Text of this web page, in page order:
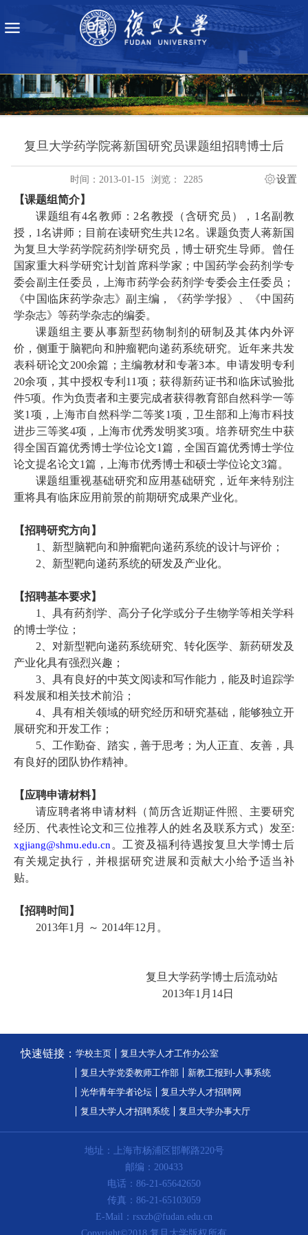
复旦大学药学院蒋新国研究员课题组招聘博士后
时间：2013-01-15 浏览： 2285 设置
【课题组简介】
课题组有4名教师：2名教授（含研究员）， 1名副教
授， 1名讲师；目前在读研究生共12名。课题负责人蒋新国
为复旦大学药学院药剂学研究员，博士研究生导师。曾任
国家重大科学研究计划首席科学家；中国药学会药剂学专
委会副主任委员，上海市药学会药剂学专委会主任委员；
《中国临床药学杂志》副主编，《药学学报》、《中国药
学杂志》等药学杂志的编委。
课题组主要从事新型药物制剂的研制及其体内外评
价，侧重于脑靶向和肿瘤靶向递药系统研究。近年来共发
表科研论文200余篇；主编教材和专著3本。申请发明专利
20余项，其中授权专利 11项；获得新药证书和临床试验批
件5项。作为负责者和主要完成者获得教育部自然科学一等
奖1项，上海市自然科学二等奖1项，卫生部和上海市科技
进步三等奖4项，上海市优秀发明奖3项。培养研究生中获
得全国百篇优秀博士学位论文1篇，全国百篇优秀博士学位
论文提名论文1篇，上海市优秀博士和硕士学位论文3篇。
课题组重视基础研究和应用基础研究，近年来特别注
重将具有临床应用前景的前期研究成果产业化。
【招聘研究方向】
1、新型脑靶向和肿瘤靶向递药系统的设计与评价；
2、新型靶向递药系统的研发及产业化。
【招聘基本要求】
1、具有药剂学、高分子化学或分子生物学等相关学科
的博士学位；
2、对新型靶向递药系统研究、转化医学、新药研发及
产业化具有强烈兴趣；
3、具有良好的中英文阅读和写作能力，能及时追踪学
科发展和相关技术前沿；
4、具有相关领域的研究经历和研究基础，能够独立开
展研究和开发工作；
5、工作勤奋、踏实，善于思考；为人正直、友善，具
有良好的团队协作精神。
【应聘申请材料】
请应聘者将申请材料（简历含近期证件照 、主要研究
经历、代表性论文和三位推荐人的姓名及联系方式）发至:
xgjiang@shmu.edu.cn。工资及福利待遇按复旦大学博士后
有关规定执行，并根据研究进展和贡献大小给予适当补
贴。
【招聘时间 】
2013年1月 ～ 2014年12月。
复旦大学药学博士后流动站
2013年1月 14日
快速链接： 学校主页
复旦大学人才工作办公室
复旦大学党委教师工作部
新教工报到-人事系统
光华青年学者论坛
复旦大学人才招聘网
复旦大学人才招聘系统
复旦大学办事大厅
地址：上海市杨浦区邯郸路220号
邮编：200433
电话：86-21-65642650
传真：86-21-65103059
E-Mail：rsxzb@fudan.edu.cn